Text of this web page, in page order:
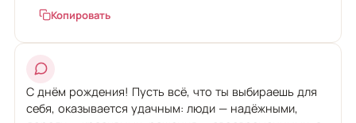
Копировать
С днём рождения! Пусть всё, что ты выбираешь для
себя, оказывается удачным: люди — надёжными,